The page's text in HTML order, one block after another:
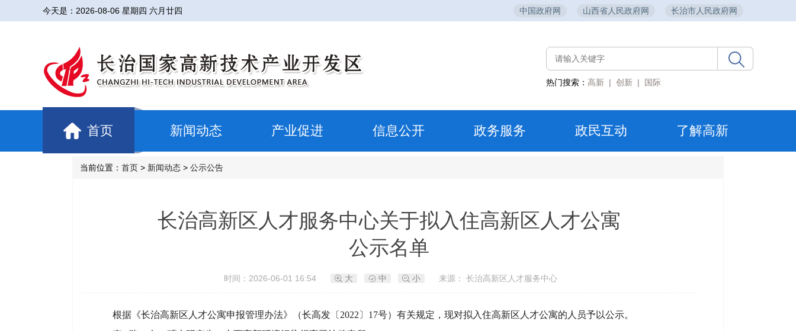
今天是： 2026-08-06 星期四 六月廿四 中国政府网 山西省人民政府网 长治市人民政府网
热门搜索： 高新 | 创新 | 国际
首页 新闻动态 产业促进 信息公开 政务服务 政民互动 了解高新
当前位置： 首页 > 新闻动态 > 公示公告
长治高新区人才服务中心关于拟入住高新区人才公寓
公示名单
时间：2026-06-01 16:54 大 中 小 来源： 长治高新区人才服务中心
根据《长治高新区人才公寓申报管理办法》（长高发〔2022〕17号）有关规定，现对拟入住高新区人才公寓的人员予以公示。